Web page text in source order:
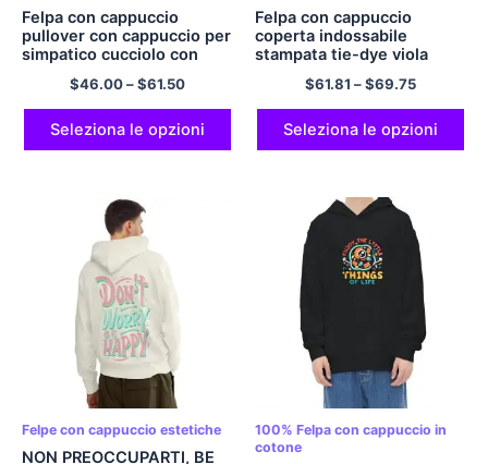
Felpa con cappuccio
pullover con cappuccio per
simpatico cucciolo con
crocchette di pollo per
uomo e donna
$46.00–$61.50
Seleziona le opzioni
Felpa con cappuccio
coperta indossabile
stampata tie-dye viola
$61.81 –$69.75
Seleziona le opzioni
Felpe con cappuccio estetiche
NON PREOCCUPARTI, BE
100% Felpa con cappuccio in
cotone